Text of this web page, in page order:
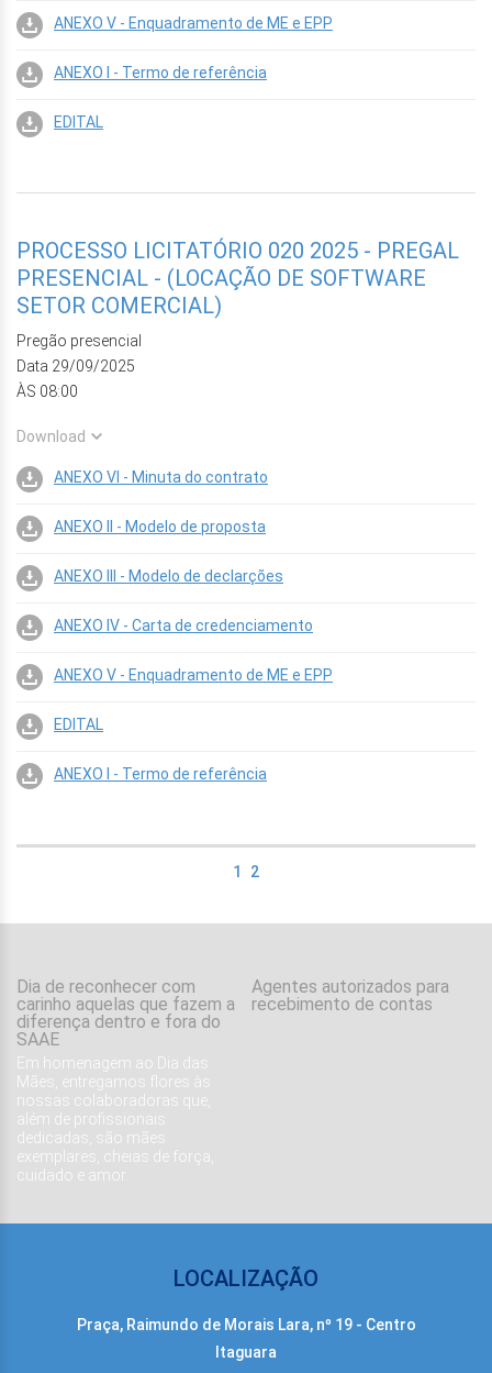
ANEXO V - Enquadramento de ME e EPP
ANEXO I - Termo de referência
EDITAL
PROCESSO LICITATÓRIO 020 2025 - PREGAL
PRESENCIAL - (LOCAÇÃO DE SOFTWARE
SETOR COMERCIAL)
Pregão presencial
Data 29/09/2025
ÀS 08:00
Download
ANEXO VI - Minuta do contrato
ANEXO II - Modelo de proposta
ANEXO III - Modelo de declarções
ANEXO IV - Carta de credenciamento
ANEXO V - Enquadramento de ME e EPP
EDITAL
ANEXO I - Termo de referência
1 2
Dia de reconhecer com
carinho aquelas que fazem a
diferença dentro e fora do
SAAE
Em homenagem ao Dia das
Mães, entregamos flores às
nossas colaboradoras que,
além de profissionais
dedicadas, são mães
exemplares, cheias de força,
cuidado e amor.
Agentes autorizados para
recebimento de contas
LOCALIZAÇÃO
Praça, Raimundo de Morais Lara, nº 19 - Centro
Itaguara